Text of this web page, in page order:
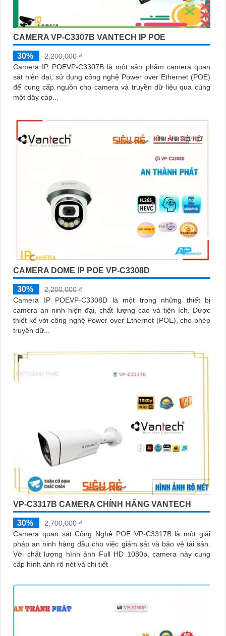
CAMERA VP-C3307B VANTECH IP POE
30%
2,200,000 ₫
Camera IP POEVP-C3307B là một sản phẩm camera quan
sát hiện đại, sử dụng công nghệ Power over Ethernet (POE)
để cung cấp nguồn cho camera và truyền dữ liệu qua cùng
một dây cáp...
CAMERA DOME IP POE VP-C3308D
30%
2,200,000 ₫
Camera IP POEVP-C3308D là một trong những thiết bị
camera an ninh hiện đại, chất lượng cao và tiện ích. Được
thiết kế với công nghệ Power over Ethernet (POE), cho phép
truyền dữ...
VP-C3317B CAMERA CHÍNH HÃNG VANTECH
30%
2,700,000 ₫
Camera quan sát Công Nghệ POE VP-C3317B là một giải
pháp an ninh hàng đầu cho việc giám sát và bảo vệ tài sản.
Với chất lượng hình ảnh Full HD 1080p, camera này cung
cấp hình ảnh rõ nét và chi tiết